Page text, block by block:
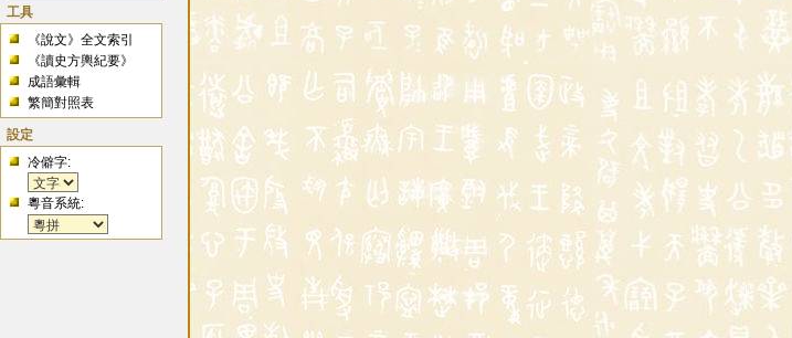
工具
《說文》全文索引
《讀史方輿紀要》
成語彙輯
繁簡對照表
設定
冷僻字:
粵音系統: